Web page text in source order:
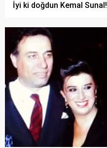
İyi ki doğdun Kemal Sunal!